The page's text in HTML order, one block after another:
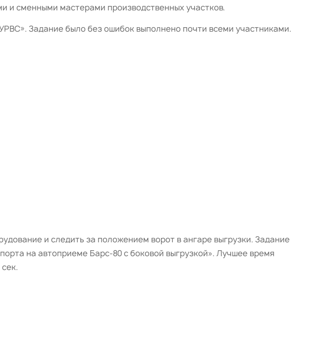
и сменными мастерами производственных участков.
Задание было без ошибок выполнено почти всеми участниками.
и следить за положением ворот в ангаре выгрузки. Задание
на автоприеме Барс-80 с боковой выгрузкой». Лучшее время